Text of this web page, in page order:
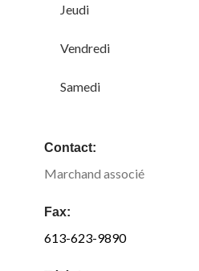
Jeudi
Vendredi
Samedi
Contact:
Marchand associé
Fax:
613-623-9890